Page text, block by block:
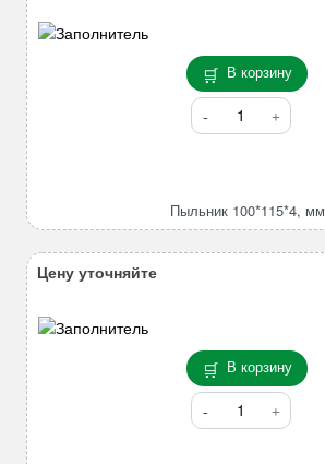
В корзину
Количество
товара
Пыльник 100*115*4, мм
В корзину
Количество
товара
Цену уточняйте